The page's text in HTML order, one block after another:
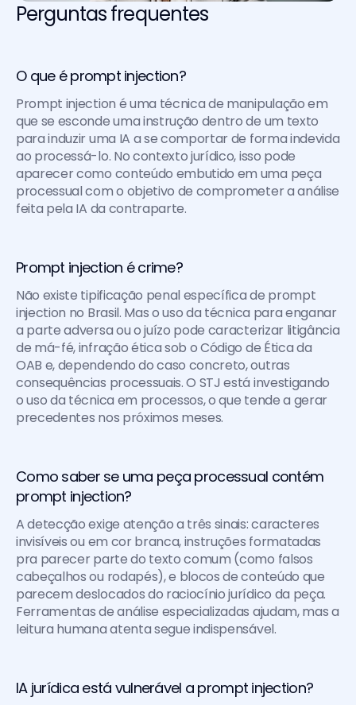
Perguntas frequentes
O que é prompt injection?
Prompt injection é uma técnica de manipulação em
que se esconde uma instrução dentro de um texto
para induzir uma IA a se comportar de forma indevida
ao processá-lo. No contexto jurídico, isso pode
aparecer como conteúdo embutido em uma peça
processual com o objetivo de comprometer a análise
feita pela IA da contraparte.
Prompt injection é crime?
Não existe tipificação penal específica de prompt
injection no Brasil. Mas o uso da técnica para enganar
a parte adversa ou o juízo pode caracterizar litigância
de má-fé, infração ética sob o Código de Ética da
OAB e, dependendo do caso concreto, outras
consequências processuais. O STJ está investigando
o uso da técnica em processos, o que tende a gerar
precedentes nos próximos meses.
Como saber se uma peça processual contém
prompt injection?
A detecção exige atenção a três sinais: caracteres
invisíveis ou em cor branca, instruções formatadas
pra parecer parte do texto comum (como falsos
cabeçalhos ou rodapés), e blocos de conteúdo que
parecem deslocados do raciocínio jurídico da peça.
Ferramentas de análise especializadas ajudam, mas a
leitura humana atenta segue indispensável.
IA jurídica está vulnerável a prompt injection?